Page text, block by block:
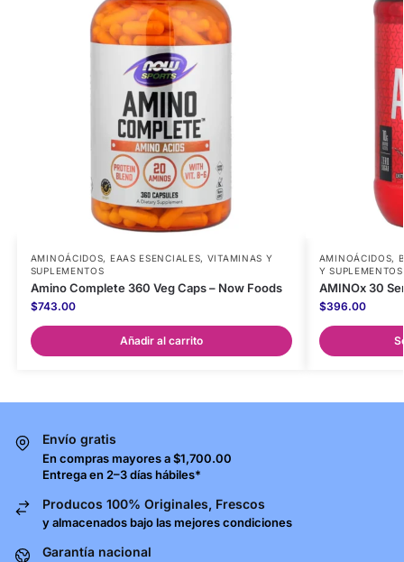
AMINOÁCIDOS, EAAS ESENCIALES, VITAMINAS Y
SUPLEMENTOS
Amino Complete 360 Veg Caps – Now Foods
$743.00
Añadir al carrito
AMINOÁCIDOS,
Y SUPLEMENTOS
AMINOx 30
$396.00
Envío gratis
En compras mayores a $1,700.00
Entrega en 2–3 días hábiles*
Producos 100% Originales, Frescos
y almacenados bajo las mejores condiciones
Garantía nacional